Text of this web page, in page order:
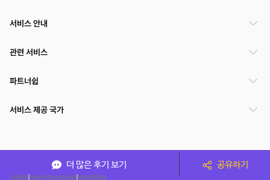
더 많은 후기 보기 공유하기
서비스 안내
관련 서비스
파트너쉽
서비스 제공 국가
이용약관개인정보처리방침운영정책